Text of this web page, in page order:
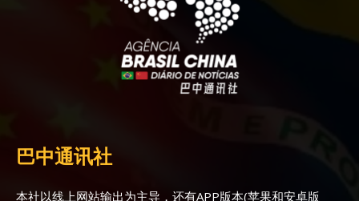
巴中通讯社
本社以线上网站输出为主导，还有APP版本(苹果和安卓版